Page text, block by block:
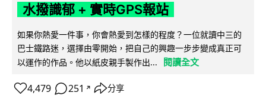
水撥識郁 + 實時GPS報站
如果你熱愛一件事，你會熱愛到怎樣的程度？一位就讀中三的
巴士鐵路迷，選擇由零開始，把自己的興趣一步步變成真正可
以運作的作品。他以紙皮親手製作出...
閱讀全文
4,479 251 ↗ 分享